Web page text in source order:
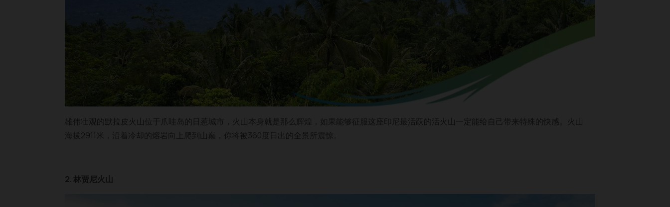
雄伟壮观的默拉皮火山位于爪哇岛的日惹城市，火山本身就是那么辉煌，如果能够征服这座印尼最活跃的活火山一定能给自己带来特殊的快感。火山
海拔2911米，沿着冷却的熔岩向上爬到山巅，你将被360度日出的全景所震惊。
2. 林贾尼火山